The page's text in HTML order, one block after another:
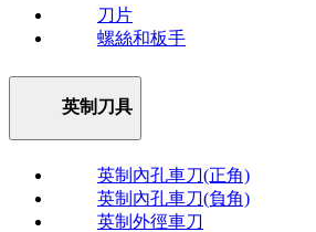
刀片
螺絲和板手
英制刀具
英制內孔車刀(正角)
英制內孔車刀(負角)
英制外徑車刀